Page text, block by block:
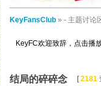
KeyFansClub » - 主题讨论
KeyFC欢迎致辞，点击播
结局的碎碎念 [2181